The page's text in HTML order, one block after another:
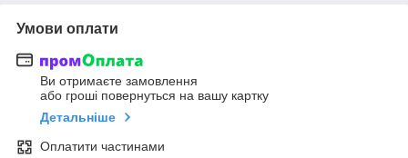
Умови оплати
Ви отримаєте замовлення
або гроші повернуться на вашу картку
Детальніше
Оплатити частинами